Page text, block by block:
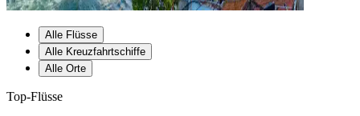
Alle Flüsse
Alle Kreuzfahrtschiffe
Alle Orte
Top-Flüsse